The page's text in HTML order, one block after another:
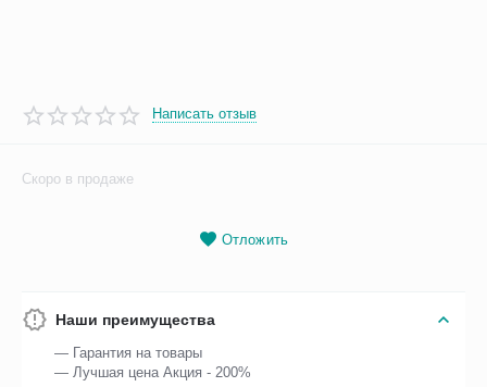
Написать отзыв
Скоро в продаже
Отложить
Наши преимущества
— Гарантия на товары
— Лучшая цена Акция - 200%